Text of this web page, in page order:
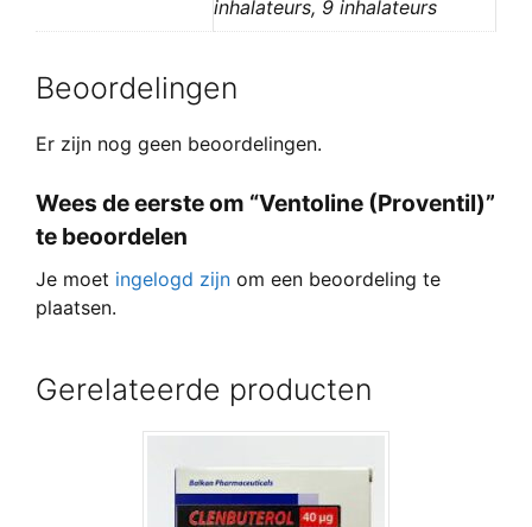
inhalateurs, 9 inhalateurs
Beoordelingen
Er zijn nog geen beoordelingen.
Wees de eerste om “Ventoline (Proventil)”
te beoordelen
Je moet ingelogd zijn om een beoordeling te
plaatsen.
Gerelateerde producten